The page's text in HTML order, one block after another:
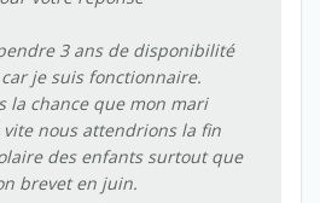
3 ans de disponibilité
je suis fonctionnaire.
la chance que mon mari
nous attendrions la fin
des enfants surtout que
brevet en juin.